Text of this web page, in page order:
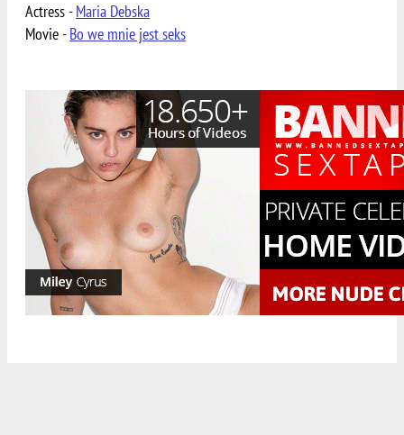
Actress -Maria Debska
Movie -Bo we mnie jest seks